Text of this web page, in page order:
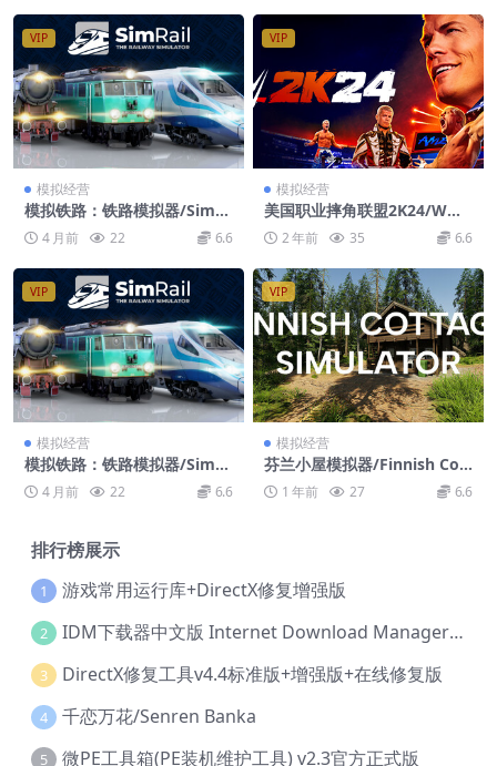
VIP
模拟经营
模拟铁路：铁路模拟器/SimR
ail – The Railway Simulator
4 月前 22 6.6
VIP
模拟经营
美国职业摔角联盟2K24/WWE
2K242 年前 35 6.6
VIP
模拟经营
模拟铁路：铁路模拟器/SimR
ail – The Railway Simulator
4 月前 22 6.6
VIP
模拟经营
芬兰小屋模拟器/Finnish Cott
age Simulator
1 年前 27 6.6
排行榜展示
1 游戏常用运行库+DirectX修复增强版
2 IDM下载器中文版 Internet Download Manager v6.42.36 IDM
3 DirectX修复工具v4.4标准版+增强版+在线修复版
4 千恋万花/Senren Banka
5 微PE工具箱(PE装机维护工具) v2.3官方正式版